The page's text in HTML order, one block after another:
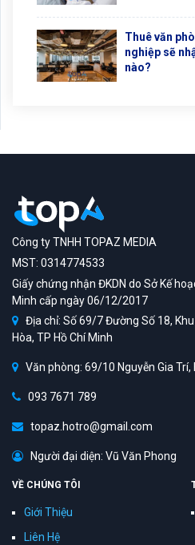
Thuê văn
nghiệp sẽ
nào?
Công ty TNHH TOPAZ MEDIA
MST: 0314774533
Giấy chứng nhận ĐKDN do Sở Kế
Minh cấp ngày 06/12/2017
Địa chỉ: Số 69/7 Đường Số 18,
Hòa, TP Hồ Chí Minh
Văn phòng: 69/10 Nguyễn Gia Trí,
093 7671 789
topaz.hotro@gmail.com
Người đại diện: Vũ Văn Phong
VỀ CHÚNG TÔI
Giới Thiệu
Liên Hệ